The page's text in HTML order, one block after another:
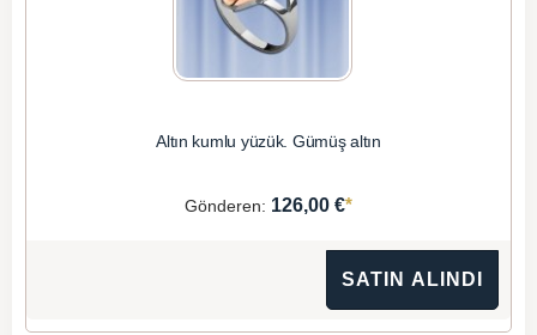
Altın kumlu yüzük. Gümüş altın
Gönderen: 126,00 €*
SATIN ALINDI